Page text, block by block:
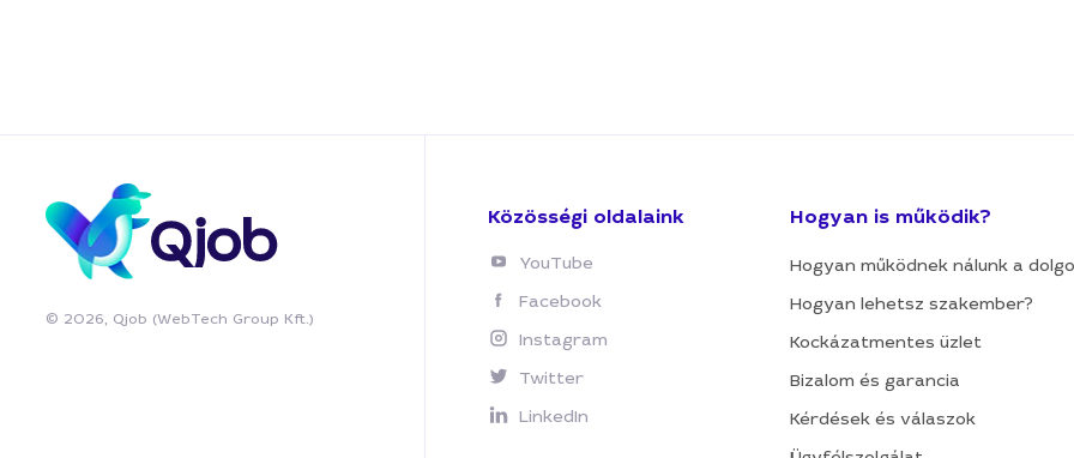
© 2026, Qjob (WebTech Group Kft.)
Közösségi oldalaink
YouTube
Facebook
Instagram
Twitter
LinkedIn
Hogyan is működik?
Hogyan működnek nálunk a
Hogyan lehetsz szakember?
Kockázatmentes üzlet
Bizalom és garancia
Kérdések és válaszok